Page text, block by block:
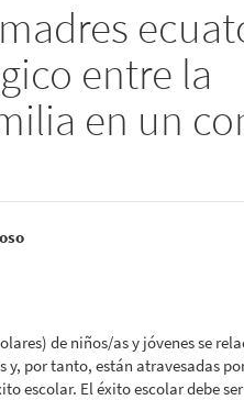
entre la
en un
de niños/as y jóvenes se
y, por tanto, están atravesadas
escolar. El éxito escolar debe